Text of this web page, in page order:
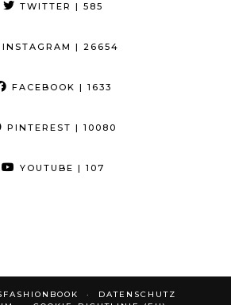
TWITTER | 585
INSTAGRAM | 26654
FACEBOOK | 1633
PINTEREST | 10080
YOUTUBE | 107
DATENSCHUTZ